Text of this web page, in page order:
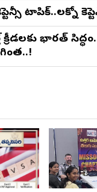
టాపిక్..లక్నో
భారత్